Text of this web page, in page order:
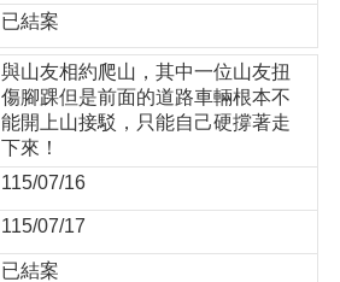
已結案
與山友相約爬山，其中一位山友扭
傷腳踝但是前面的道路車輛根本不
能開上山接駁，只能自己硬撐著走
下來！
115/07/16
115/07/17
已結案